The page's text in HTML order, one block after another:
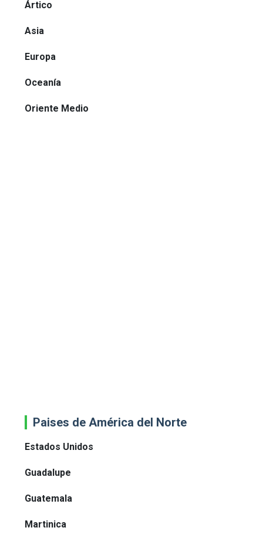
Ártico
Asia
Europa
Oceanía
Oriente Medio
Paises de América del Norte
Estados Unidos
Guadalupe
Guatemala
Martinica